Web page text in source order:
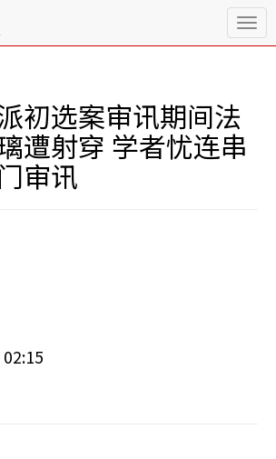
T
o
初选案审讯期间法
遭射穿 学者忧连串
审讯
02:15